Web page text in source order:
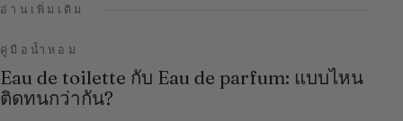
อ่านเพิ่มเติม
คู่มือน้ำหอม
Eau de toilette กับ Eau de parfum: แบบไหน
ติดทนกว่ากัน?